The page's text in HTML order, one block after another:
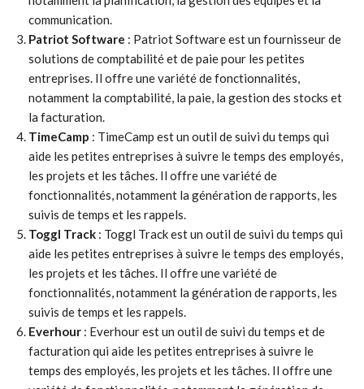
communication.
Patriot Software : Patriot Software est un fournisseur de
solutions de comptabilité et de paie pour les petites
entreprises. Il offre une variété de fonctionnalités,
notamment la comptabilité, la paie, la gestion des stocks et
la facturation.
TimeCamp : TimeCamp est un outil de suivi du temps qui
aide les petites entreprises à suivre le temps des employés,
les projets et les tâches. Il offre une variété de
fonctionnalités, notamment la génération de rapports, les
suivis de temps et les rappels.
Toggl Track : Toggl Track est un outil de suivi du temps qui
aide les petites entreprises à suivre le temps des employés,
les projets et les tâches. Il offre une variété de
fonctionnalités, notamment la génération de rapports, les
suivis de temps et les rappels.
Everhour : Everhour est un outil de suivi du temps et de
facturation qui aide les petites entreprises à suivre le
temps des employés, les projets et les tâches. Il offre une